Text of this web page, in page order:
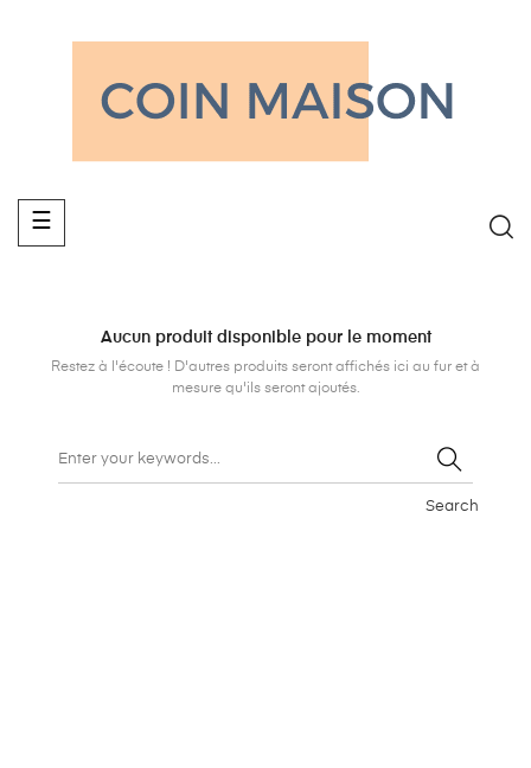
Basculer
la
☰
Aucun produit disponible pour le moment
Restez à l'écoute ! D'autres produits seront affichés ici au fur et à
mesure qu'ils seront ajoutés.
Search